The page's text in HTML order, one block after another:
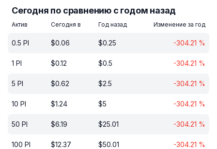
Сегодня по сравнению с годом назад
Актив Сегодня в Год назад Изменение за год
0.5 PI $0.06 $0.25 -304.21 %
1 PI $0.12 $0.5 -304.21 %
5 PI $0.62 $2.5 -304.21 %
10 PI $1.24 $5 -304.21 %
50 PI $6.19 $25.01 -304.21 %
100 PI $12.37 $50.01 -304.21 %